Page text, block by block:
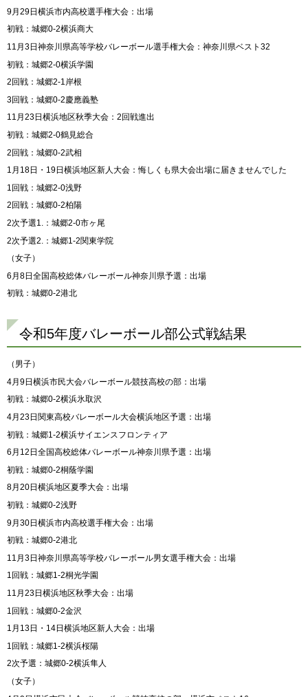
9月29日横浜市内高校選手権大会：出場
初戦：城郷0-2横浜商大
11月3日神奈川県高等学校バレーボール選手権大会：神奈川県ベスト32
初戦：城郷2-0横浜学園
2回戦：城郷2-1岸根
3回戦：城郷0-2慶應義塾
11月23日横浜地区秋季大会：2回戦進出
初戦：城郷2-0鶴見総合
2回戦：城郷0-2武相
1月18日・19日横浜地区新人大会：悔しくも県大会出場に届きませんでした
1回戦：城郷2-0浅野
2回戦：城郷0-2柏陽
2次予選1.：城郷2-0市ヶ尾
2次予選2.：城郷1-2関東学院
（女子）
6月8日全国高校総体バレーボール神奈川県予選：出場
初戦：城郷0-2港北
令和5年度バレーボール部公式戦結果
（男子）
4月9日横浜市民大会バレーボール競技高校の部：出場
初戦：城郷0-2横浜氷取沢
4月23日関東高校バレーボール大会横浜地区予選：出場
初戦：城郷1-2横浜サイエンスフロンティア
6月12日全国高校総体バレーボール神奈川県予選：出場
初戦：城郷0-2桐蔭学園
8月20日横浜地区夏季大会：出場
初戦：城郷0-2浅野
9月30日横浜市内高校選手権大会：出場
初戦：城郷0-2港北
11月3日神奈川県高等学校バレーボール男女選手権大会：出場
1回戦：城郷1-2桐光学園
11月23日横浜地区秋季大会：出場
1回戦：城郷0-2金沢
1月13日・14日横浜地区新人大会：出場
1回戦：城郷1-2横浜桜陽
2次予選：城郷0-2横浜隼人
（女子）